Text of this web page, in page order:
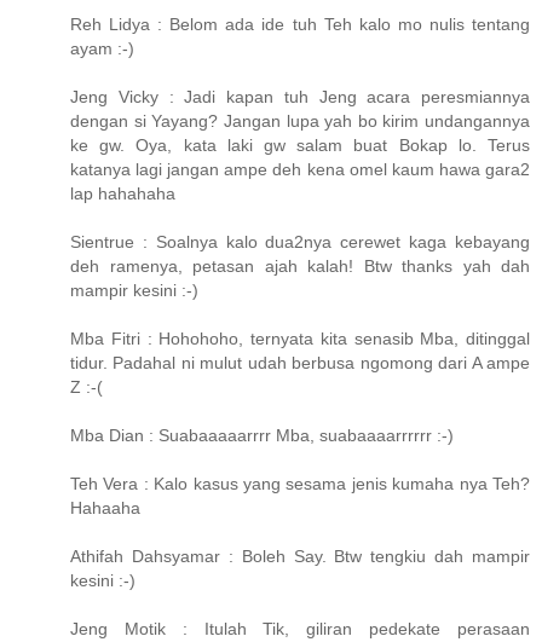
Reh Lidya : Belom ada ide tuh Teh kalo mo nulis tentang
ayam :-)
Jeng Vicky : Jadi kapan tuh Jeng acara peresmiannya
dengan si Yayang? Jangan lupa yah bo kirim undangannya
ke gw. Oya, kata laki gw salam buat Bokap lo. Terus
katanya lagi jangan ampe deh kena omel kaum hawa gara2
lap hahahaha
Sientrue : Soalnya kalo dua2nya cerewet kaga kebayang
deh ramenya, petasan ajah kalah! Btw thanks yah dah
mampir kesini :-)
Mba Fitri : Hohohoho, ternyata kita senasib Mba, ditinggal
tidur. Padahal ni mulut udah berbusa ngomong dari A ampe
Z :-(
Mba Dian : Suabaaaaarrrr Mba, suabaaaarrrrrr :-)
Teh Vera : Kalo kasus yang sesama jenis kumaha nya Teh?
Hahaaha
Athifah Dahsyamar : Boleh Say. Btw tengkiu dah mampir
kesini :-)
Jeng Motik : Itulah Tik, giliran pedekate perasaan